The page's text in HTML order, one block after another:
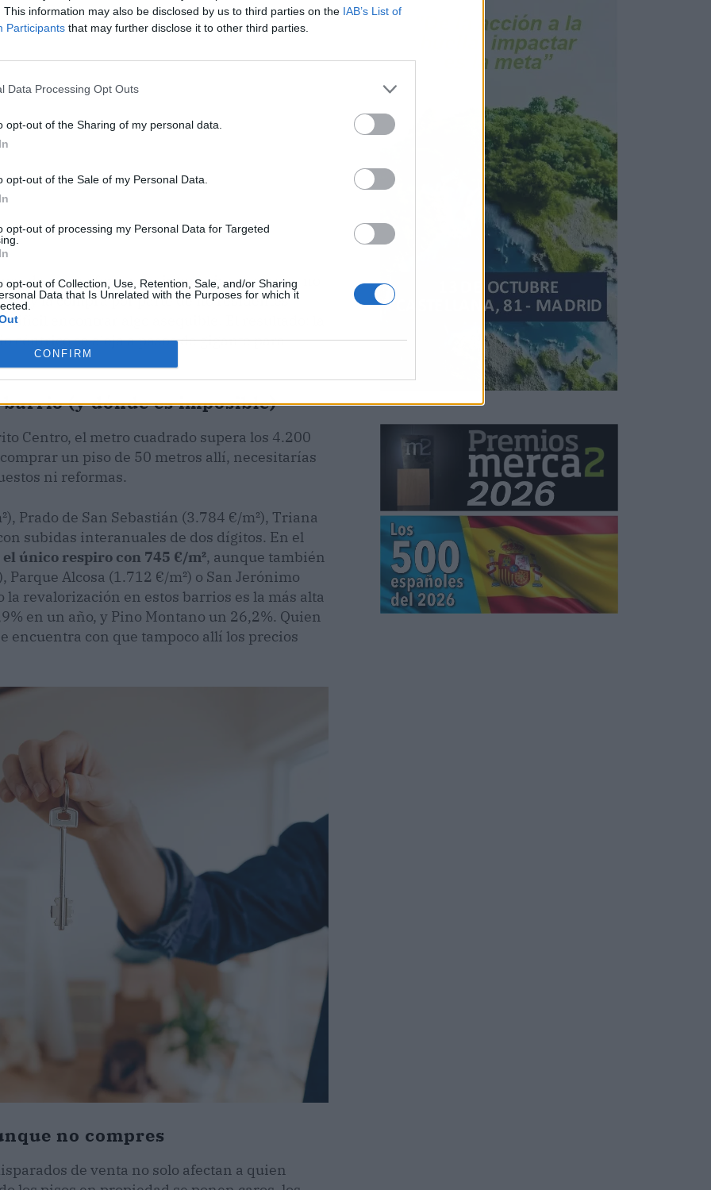
This information may also be disclosed by us to third parties on the IAB’s List of
Participants that may further disclose it to other third parties.
Data Processing Opt Outs
opt-out of the Sharing of my personal data.
opt-out of the Sale of my Personal Data.
opt-out of processing my Personal Data for Targeted
opt-out of Collection, Use, Retention, Sale, and/or Sharing
Data that Is Unrelated with the Purposes for which it
CONFIRM
poca oferta y un interés inversor que no
y la compra por parte de no residentes
encontrar algo asequible. El resultado: la
céntrico se aleja a pasos de gigante para
(y dónde es imposible)
Centro, el metro cuadrado supera los 4.200
un piso de 50 metros allí, necesitarías
ni reformas.
Prado de San Sebastián (3.784 €/m²), Triana
subidas interanuales de dos dígitos. En el
único respiro con 745 €/m², aunque también
Alcosa (1.712 €/m²) o San Jerónimo
revalorización en estos barrios es la más alta
en un año, y Pino Montano un 26,2%. Quien
encuentra con que tampoco allí los precios
no compres
de venta no solo afectan a quien